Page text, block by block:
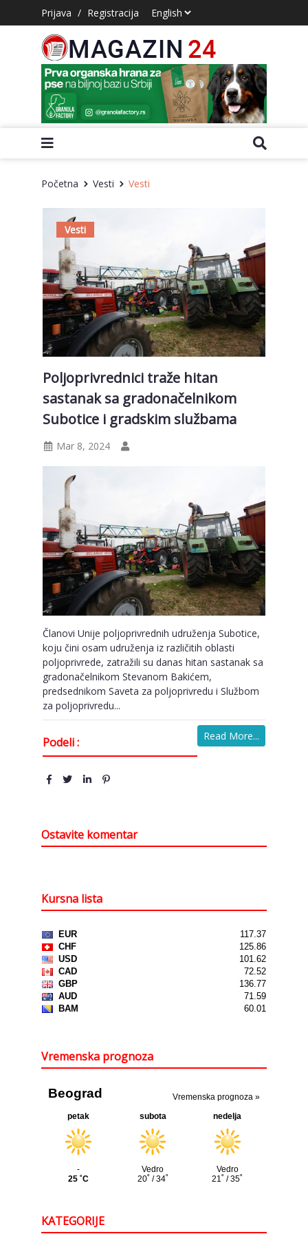
Prijava / Registracija
Početna Vesti Vesti
Vesti
Poljoprivrednici traže hitan
sastanak sa gradonačelnikom
Subotice i gradskim službama
Mar 8, 2024
Članovi Unije poljoprivrednih udruženja Subotice,
koju čini osam udruženja iz različitih oblasti
poljoprivrede, zatražili su danas hitan sastanak sa
gradonačelnikom Stevanom Bakićem,
predsednikom Saveta za poljoprivredu i Službom
za poljoprivredu...
Read More...
Podeli :
Ostavite komentar
Kursna lista
Vremenska prognoza
KATEGORIJE